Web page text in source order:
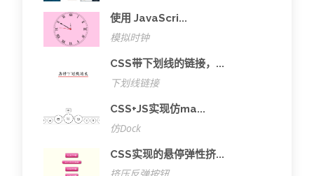
使用 JavaScri...
模拟时钟
CSS带下划线的链接，...
下划线链接
CSS+JS实现仿ma...
仿Dock
CSS实现的悬停弹性挤...